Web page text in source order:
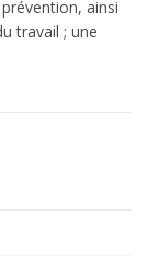
ainsi
travail ; une